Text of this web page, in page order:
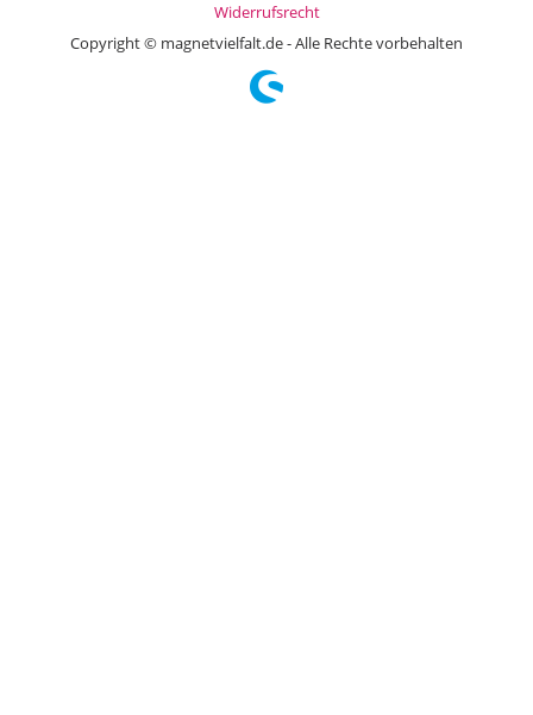
Widerrufsrecht
Copyright © magnetvielfalt.de - Alle Rechte vorbehalten